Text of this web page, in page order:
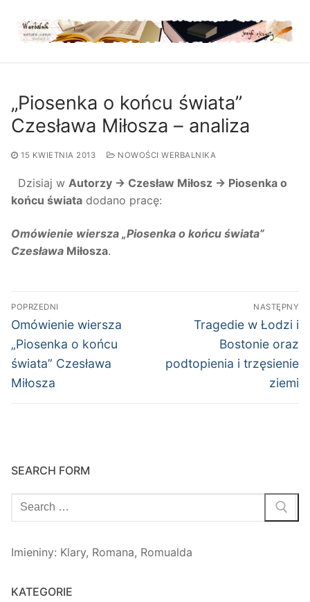
treści
„Piosenka o końcu świata”
Czesława Miłosza – analiza
15 KWIETNIA 2013 NOWOŚCI WERBALNIKA
Dzisiaj w Autorzy → Czesław Miłosz → Piosenka o
końcu świata dodano pracę:
Omówienie wiersza „Piosenka o końcu świata”
Czesława Miłosza.
Nawigacja
wpisu
POPRZEDNI
Poprzedni
wpis:
Omówienie wiersza
„Piosenka o końcu
świata” Czesława
Miłosza
NASTĘPNY
Następny
Tragedie w Łodzi i
Bostonie oraz
podtopienia i trzęsienie
ziemi
SEARCH FORM
Szukaj:
Imieniny: Klary, Romana, Romualda
KATEGORIE